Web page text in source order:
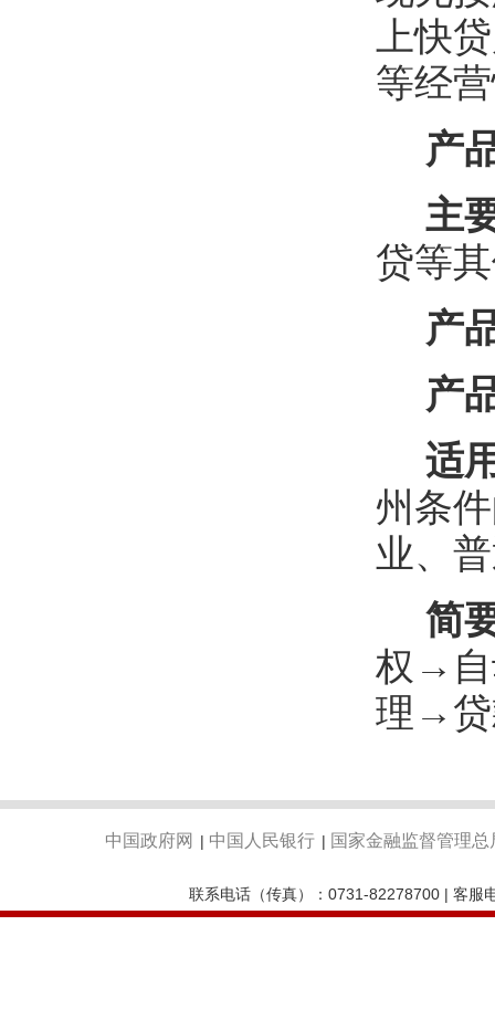
上快
等经
产
主
贷等
产
产
适
州条
业、
简
权→自
理→贷
中国政府网 | 中国人民银行 | 国家金融监督管理总
联系电话（传真）：0731-82278700 | 客服